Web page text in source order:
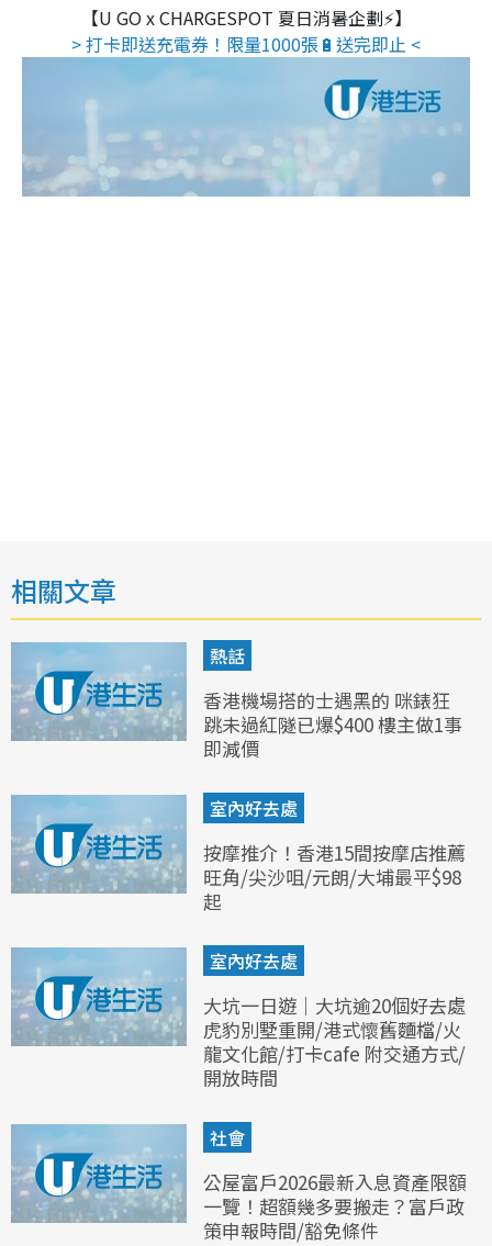
【U GO x CHARGESPOT 夏日消暑企劃⚡】
> 打卡即送充電券！限量1000張🔋送完即止 <
相關文章
熱話
香港機場搭的士遇黑的 咪錶狂
跳未過紅隧已爆$400 樓主做1事
即減價
室內好去處
按摩推介！香港15間按摩店推薦
旺角/尖沙咀/元朗/大埔最平$98
起
室內好去處
大坑一日遊｜大坑逾20個好去處
虎豹別墅重開/港式懷舊麵檔/火
龍文化館/打卡cafe 附交通方式/
開放時間
社會
公屋富戶2026最新入息資產限額
一覽！超額幾多要搬走？富戶政
策申報時間/豁免條件